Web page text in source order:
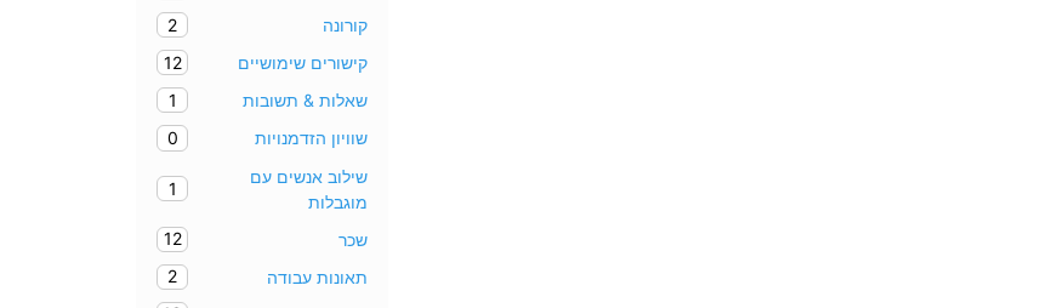
קורונה
2
קישורים שימושיים
12
שאלות & תשובות
1
שוויון הזדמנויות
0
שילוב אנשים עם
מוגבלות
1
שכר
12
תאונות עבודה
2